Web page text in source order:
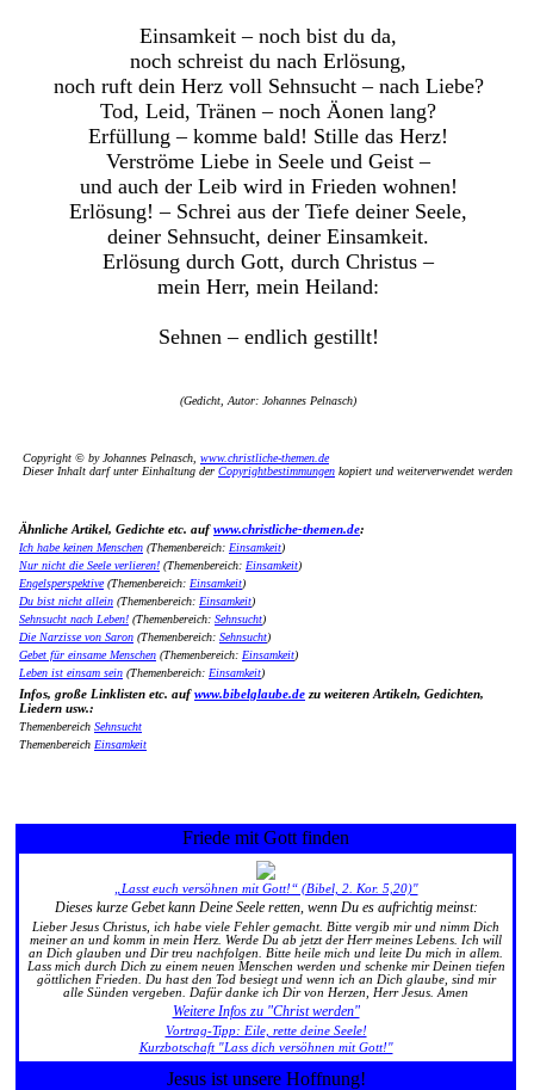
Einsamkeit – noch bist du da,
noch schreist du nach Erlösung,
noch ruft dein Herz voll Sehnsucht – nach Liebe?
Tod, Leid, Tränen – noch Äonen lang?
Erfüllung – komme bald! Stille das Herz!
Verströme Liebe in Seele und Geist –
und auch der Leib wird in Frieden wohnen!
Erlösung! – Schrei aus der Tiefe deiner Seele,
deiner Sehnsucht, deiner Einsamkeit.
Erlösung durch Gott, durch Christus –
mein Herr, mein Heiland:
Sehnen – endlich gestillt!
(Gedicht, Autor: Johannes Pelnasch)
Copyright © by Johannes Pelnasch, www.christliche-themen.de
Dieser Inhalt darf unter Einhaltung der Copyrightbestimmungen kopiert und weiterverwendet werden
Ähnliche Artikel, Gedichte etc. aufwww.christliche-themen.de:
Ich habe keinen Menschen (Themenbereich: Einsamkeit)
Nur nicht die Seele verlieren! (Themenbereich: Einsamkeit)
Engelsperspektive(Themenbereich: Einsamkeit)
Du bist nicht allein (Themenbereich: Einsamkeit)
Sehnsucht nach Leben! (Themenbereich: Sehnsucht)
Die Narzisse von Saron (Themenbereich: Sehnsucht)
Gebet für einsame Menschen (Themenbereich: Einsamkeit)
Leben ist einsam sein (Themenbereich: Einsamkeit)
Infos, große Linklisten etc. aufwww.bibelglaube.de zu weiteren Artikeln, Gedichten,
Liedern usw.:
Themenbereich Sehnsucht
Themenbereich Einsamkeit
Friede mit Gott finden
„Lasst euch versöhnen mit Gott!“ (Bibel, 2. Kor. 5,20)"
Dieses kurze Gebet kann Deine Seele retten, wenn Du es aufrichtig meinst:
Lieber Jesus Christus, ich habe viele Fehler gemacht. Bitte vergib mir und nimm Dich
meiner an und komm in mein Herz. Werde Du ab jetzt der Herr meines Lebens. Ich will
an Dich glauben und Dir treu nachfolgen. Bitte heile mich und leite Du mich in allem.
Lass mich durch Dich zu einem neuen Menschen werden und schenke mir Deinen tiefen
göttlichen Frieden. Du hast den Tod besiegt und wenn ich an Dich glaube, sind mir
alle Sünden vergeben. Dafür danke ich Dir von Herzen, Herr Jesus. Amen
Weitere Infos zu "Christ werden"
Vortrag-Tipp: Eile, rette deine Seele!
Kurzbotschaft "Lass dich versöhnen mit Gott!"
Jesus ist unsere Hoffnung!